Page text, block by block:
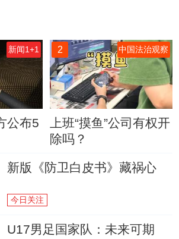
新闻1+1
公布5
2 中国法治观察
上班“摸鱼”公司有权开
除吗？
新版《防卫白皮书》藏祸心
今日关注
U17男足国家队：未来可期